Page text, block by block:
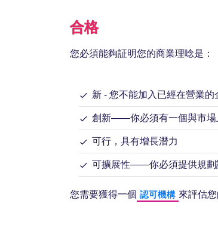
合格
您必須能夠証明您的商業理唸是：
新 - 您不能加入已經在營業的
創新——你必須有一個與市場
可行，具有增長潛力
可擴展性——你必須提供規劃
您需要獲得一個 認可機構 來評估